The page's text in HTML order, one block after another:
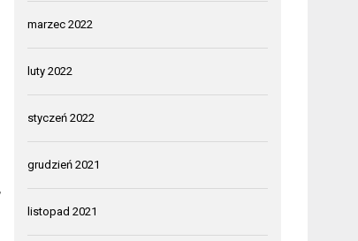
marzec 2022
luty 2022
styczeń 2022
grudzień 2021
listopad 2021